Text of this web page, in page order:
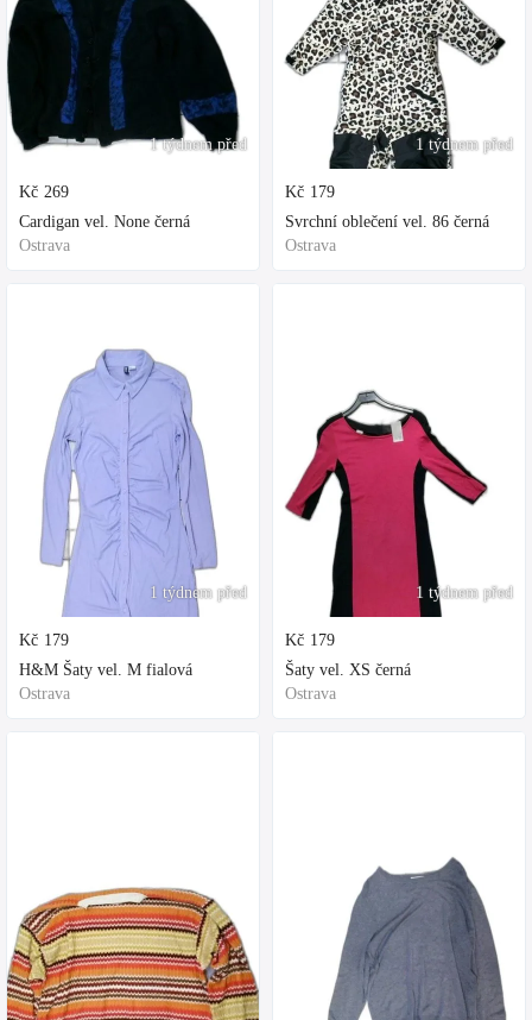
1 týdnem před
Kč 269
Cardigan vel. None černá
Ostrava
1 týdnem před
Kč 179
H&M Šaty vel. M fialová
Ostrava
1 týdnem před
Kč 179
Svrchní oblečení vel. 86 černá
Ostrava
1 týdnem před
Kč 179
Šaty vel. XS černá
Ostrava